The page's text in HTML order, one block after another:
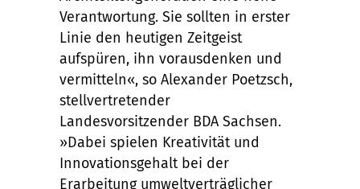
Verantwortung. Sie sollten in erster
Linie den heutigen Zeitgeist
aufspüren, ihn vorausdenken und
vermitteln«, so Alexander Poetzsch,
stellvertretender
Landesvorsitzender BDA Sachsen.
»Dabei spielen Kreativität und
Innovationsgehalt bei der
Erarbeitung umweltverträglicher